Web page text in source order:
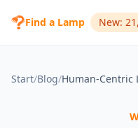
Find a Lamp New:
Start/Blog/